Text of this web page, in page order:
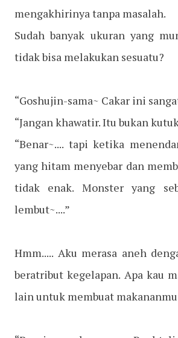
mengakhirinya tanpa masalah.
Sudah banyak ukuran yang
tidak bisa melakukan sesuatu?
“Goshujin-sama~ Cakar ini
“Jangan khawatir. Itu bukan
“Benar~.... tapi ketika
yang hitam menyebar dan
tidak enak. Monster yang
lembut~....”
Hmm..... Aku merasa aneh
beratribut kegelapan. Apa kau
lain untuk membuat